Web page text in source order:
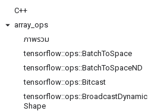
C++
array ops
ภาพรวม
tensorflow::ops::BatchToSpace
tensorflow::ops::BatchToSpaceND
tensorflow::ops::Bitcast
tensorflow::ops::BroadcastDynamic
Shape